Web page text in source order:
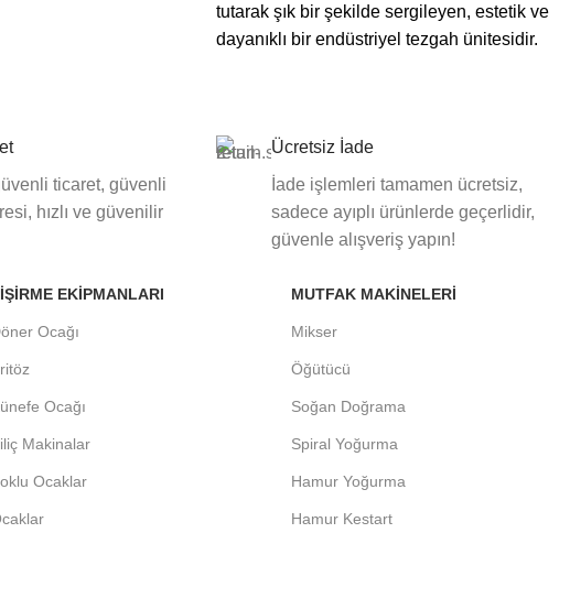
tutarak şık bir şekilde sergileyen, estetik ve
dayanıklı bir endüstriyel tezgah ünitesidir.
ticaret, güvenli
hızlı ve güvenilir
Ücretsiz İade
İade işlemleri tamamen ücretsiz,
sadece ayıplı ürünlerde geçerlidir,
güvenle alışveriş yapın!
EKIPMANLARI
Ocağı
Ocağı
Makinalar
Ocaklar
MUTFAK MAKINELERI
Mikser
Öğütücü
Soğan Doğrama
Spiral Yoğurma
Hamur Yoğurma
Hamur Kestart